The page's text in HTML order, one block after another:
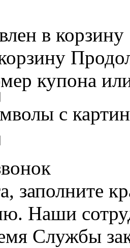
в корзину
купона
с
заполните
Наши
Службы